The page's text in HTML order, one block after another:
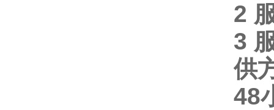
2
3
供
48